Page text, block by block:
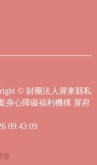
© 財團法人屏東縣私
身心障礙福利機構 屏府
09:43:09
發